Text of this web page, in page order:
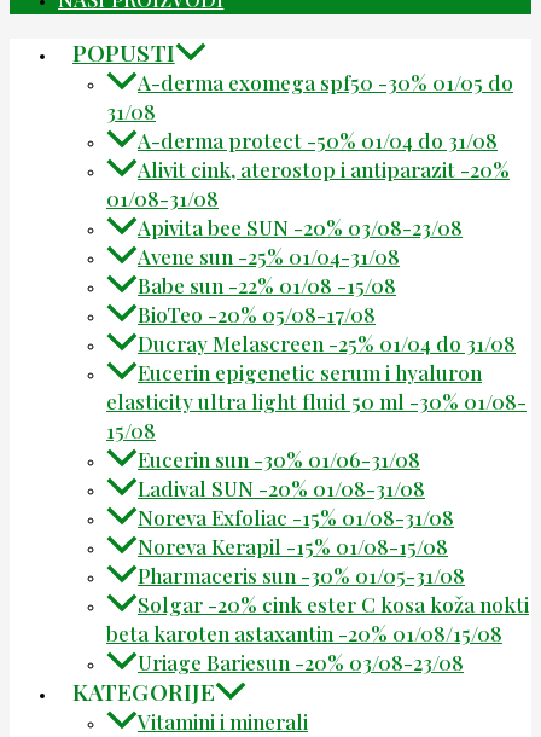
POPUSTI
A-derma exomega spf50 -30% 01/05 do
31/08
A-derma protect -50% 01/04 do 31/08
Alivit cink, aterostop i antiparazit -20%
01/08-31/08
Apivita bee SUN -20% 03/08-23/08
Avene sun -25% 01/04-31/08
Babe sun -22% 01/08 -15/08
BioTeo -20% 05/08-17/08
Ducray Melascreen -25% 01/04 do 31/08
Eucerin epigenetic serum i hyaluron
elasticity ultra light fluid 50 ml -30% 01/08-
15/08
Eucerin sun -30% 01/06-31/08
Ladival SUN -20% 01/08-31/08
Noreva Exfoliac -15% 01/08-31/08
Noreva Kerapil -15% 01/08-15/08
Pharmaceris sun -30% 01/05-31/08
Solgar -20% cink ester C kosa koža nokti
beta karoten astaxantin -20% 01/08/15/08
Uriage Bariesun -20% 03/08-23/08
KATEGORIJE
Vitamini i minerali